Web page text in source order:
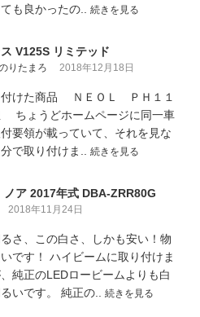
も良かったの.. 続きを見る
V125S リミテッド
りたまろ 2018年12月18日
付けた商品 ＮＥＯＬ ＰＨ１１
ちょうどホームページに同一車
要領が載っていて、それを見な
で取り付けま.. 続きを見る
ノア 2017年式 DBA-ZRR80G
2018年11月24日
さ、この白さ、しかも安い！物
です！ ハイビームに取り付けま
純正のLEDロービームよりも白
いです。 純正の.. 続きを見る